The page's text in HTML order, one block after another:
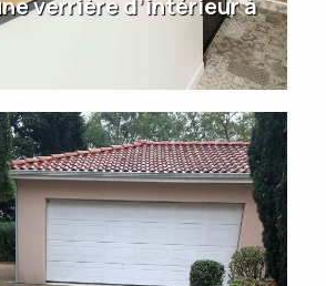
verrière d’intérieur à